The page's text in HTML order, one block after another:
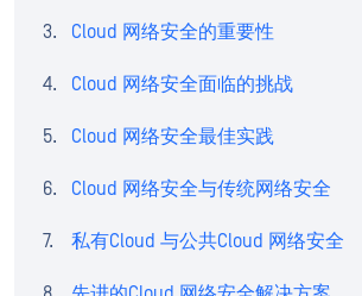
Cloud 网络安全的重要性
Cloud 网络安全面临的挑战
Cloud 网络安全最佳实践
Cloud 网络安全与传统网络安全
私有Cloud 与公共Cloud 网络安全